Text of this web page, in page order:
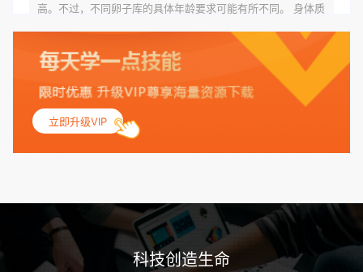
高。不过，不同卵子库的具体年龄要求可能有所不同。 身体质
量指数（BMI）：捐赠者的BMI通常需要在正常范围内，以确
保其身体健康状况良好。过高的BMI可能与多种健康问题相关
联，包括不孕症和妊娠并发症。 生殖健康：捐赠者需要有规律
的月经期，无生殖障碍或异常问题。此外，还需要进行详细的
妇科检查，以确保其生殖系统的健康。 遗传病史与家族病史：
捐赠者及其家庭成员需要无严重的遗传病史、精神病史和传染
病史。这通常需要通过基因检测、家族史调查和医疗记录审查
带任何可传染给受卵者的病原体。 药物与生活习惯：捐赠者需
要是非尼古丁使用者、非吸烟者、非吸毒者，并且未使用可能
影响卵子质量的药物，如某些精神药物和避孕植入物。 学历与
立即升级VIP
科技创造生命